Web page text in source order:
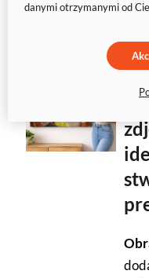
danymi otrzymanymi od